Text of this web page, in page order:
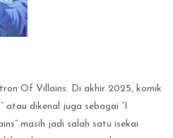
Of Villains. Di akhir 2025, komik
atau dikenal juga sebagai “I
masih jadi salah satu isekai